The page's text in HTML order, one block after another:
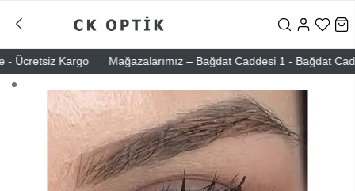
Kargo Mağazalarımız – Bağdat Caddesi 1 - Bağdat